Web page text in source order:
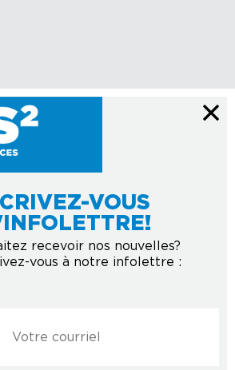
VOUS
recevoir nos nouvelles?
vous à notre infolettre :